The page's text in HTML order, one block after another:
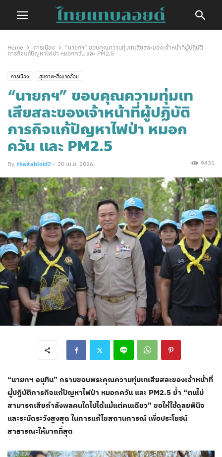
Home การเมือง
“นายกฯ” ขอบคุณความทุ่มเทเสียสละของเจ้าหน้าที่ผู้ปฏิบัติ
ภารกิจแก้ปัญหาไฟป่า หมอกควัน และ PM2.5
การเมือง สุขภาพ-สิ่งแวดล้อม
“นายกฯ” ขอบคุณความทุ่มเท
เสียสละของเจ้าหน้าที่ผู้ปฏิบัติ
ภารกิจแก้ปัญหาไฟป่า หมอก
ควัน และ PM2.5
By thaitabloid2 - 20 เม.ย. 2026 9431
“นายกฯ อนุทิน” กราบขอบพระคุณความทุ่มเทเสียสละของเจ้าหน้าที่
ผู้ปฏิบัติภารกิจแก้ปัญหาไฟป่า หมอกควัน และ PM2.5 ย้ำ “ตนไม่
สามารถเสียกำลังพลคนใดไปได้แม้แต่คนเดียว” ขอให้ใช้ดุลยพินิจ
และระมัดระวังสูงสุด ในการแก้ไขสถานการณ์ เพื่อประโยชน์
สาธารณะให้มากที่สุด